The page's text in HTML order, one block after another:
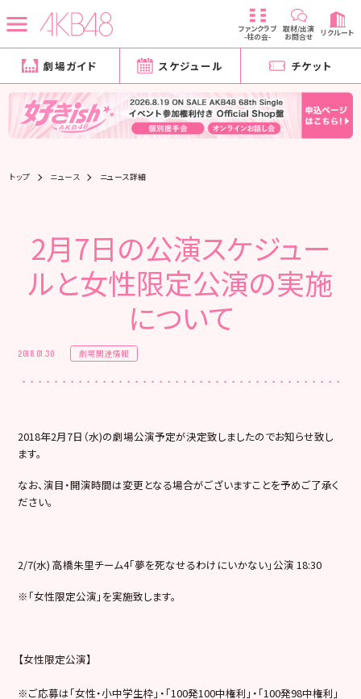
ファンクラブ
-柱の会-
取材/出演
お問合せ リクルート
劇場ガイド スケジュール チケット
トップ ニュース ニュース詳細
2月7日の公演スケジュー
ルと女性限定公演の実施
について
2018.01.30 劇場関連情報
2018年2月7日（水)の劇場公演予定が決定致しましたのでお知らせ致し
ます。
なお、演目・開演時間は変更となる場合がございますことを予めご了承く
ださい。
2/7(水) 高橋朱里チーム4「夢を死なせるわけにいかない」公演 18:30
※「女性限定公演」を実施致します。
【女性限定公演】
※ご応募は「女性・小中学生枠」・「100発100中権利」・「100発98中権利」